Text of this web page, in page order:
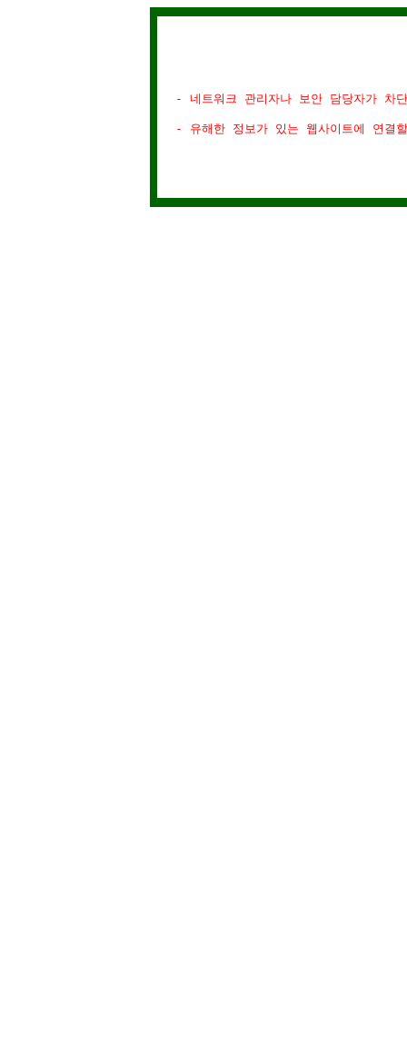
- 네트워크 관리자나 보안 담당자가 차
- 유해한 정보가 있는 웹사이트에 연결